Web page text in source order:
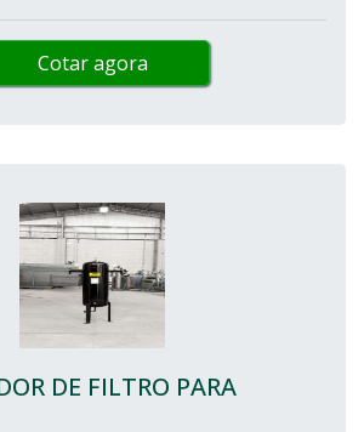
Cotar agora
DE FILTRO PARA